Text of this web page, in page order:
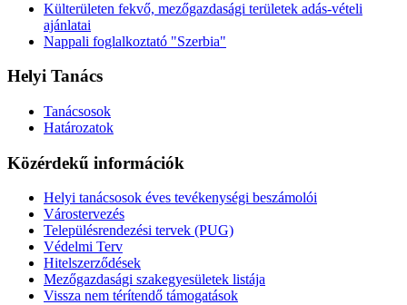
Külterületen fekvő, mezőgazdasági területek adás-vételi
ajánlatai
Nappali foglalkoztató "Szerbia"
Helyi Tanács
Tanácsosok
Határozatok
Közérdekű információk
Helyi tanácsosok éves tevékenységi beszámolói
Várostervezés
Településrendezési tervek (PUG)
Védelmi Terv
Hitelszerződések
Mezőgazdasági szakegyesületek listája
Vissza nem térítendő támogatások